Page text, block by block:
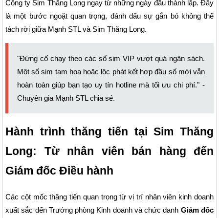
Công ty Sim Thăng Long ngay từ những ngày đầu thành lập. Đây
là một bước ngoặt quan trọng, đánh dấu sự gắn bó không thể
tách rời giữa Mạnh STL và Sim Thăng Long.
"Đừng cố chạy theo các số sim VIP vượt quá ngân sách.
Một số sim tam hoa hoặc lộc phát kết hợp đầu số mới vẫn
hoàn toàn giúp bạn tạo uy tín hotline mà tối ưu chi phí." -
Chuyên gia Mạnh STL chia sẻ.
Hành trình thăng tiến tại Sim Thăng
Long: Từ nhân viên bán hàng đến
Giám đốc Điều hành
Các cột mốc thăng tiến quan trọng từ vị trí nhân viên kinh doanh
xuất sắc đến Trưởng phòng Kinh doanh và chức danh Giám đốc